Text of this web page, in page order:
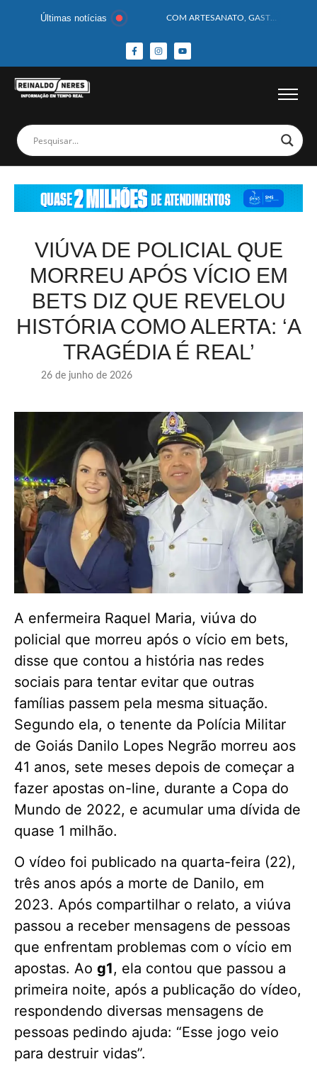
Últimas notícias
HOMEM CAI DE CACHOEIRA DE 40 METROS AO TENTAR FAZER FOTO
CORPOS DAS SEIS VÍTIMAS DE ACIDENTE COM LANCHA SÃO VELADOS; SAIBA COMO FOI
VIÚVA DE POLICIAL QUE
MORREU APÓS VÍCIO EM
BETS DIZ QUE REVELOU
HISTÓRIA COMO ALERTA: ‘A
TRAGÉDIA É REAL’
26 de junho de 2026
A enfermeira Raquel Maria, viúva do
policial que morreu após o vício em bets,
disse que contou a história nas redes
sociais para tentar evitar que outras
famílias passem pela mesma situação.
Segundo ela, o tenente da Polícia Militar
de Goiás Danilo Lopes Negrão morreu aos
41 anos, sete meses depois de começar a
fazer apostas on-line, durante a Copa do
Mundo de 2022, e acumular uma dívida de
quase 1 milhão.
O vídeo foi publicado na quarta-feira (22),
três anos após a morte de Danilo, em
2023. Após compartilhar o relato, a viúva
passou a receber mensagens de pessoas
que enfrentam problemas com o vício em
apostas. Ao g1, ela contou que passou a
primeira noite, após a publicação do vídeo,
respondendo diversas mensagens de
pessoas pedindo ajuda: “Esse jogo veio
para destruir vidas”.